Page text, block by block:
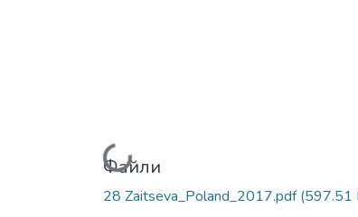
Вантажиться...
Файли
28 Zaitseva_Poland_2017.pdf(597.51